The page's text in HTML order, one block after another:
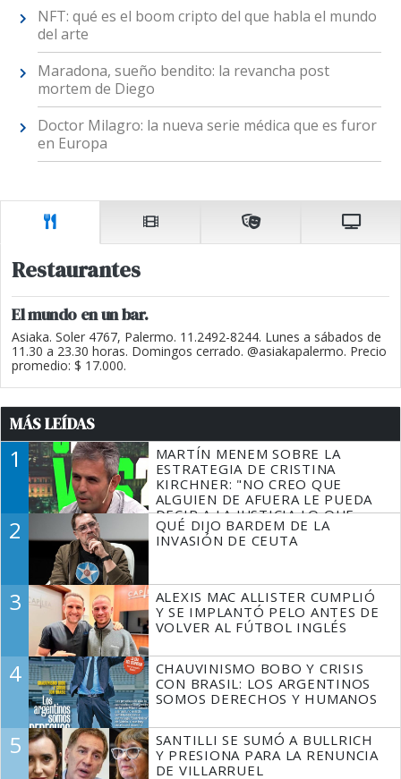
NFT: qué es el boom cripto del que habla el mundo
del arte
Maradona, sueño bendito: la revancha post
mortem de Diego
Doctor Milagro: la nueva serie médica que es furor
en Europa
Restaurantes
El mundo en un bar.
Asiaka. Soler 4767, Palermo. 11.2492-8244. Lunes a sábados de
11.30 a 23.30 horas. Domingos cerrado. @asiakapalermo. Precio
promedio: $ 17.000.
MÁS LEÍDAS
1
MARTÍN MENEM SOBRE LA
ESTRATEGIA DE CRISTINA
KIRCHNER: "NO CREO QUE
ALGUIEN DE AFUERA LE PUEDA
DECIR A LA JUSTICIA LO QUE
TIENE QUE HACER"
2
QUÉ DIJO BARDEM DE LA
INVASIÓN DE CEUTA
3
ALEXIS MAC ALLISTER CUMPLIÓ
Y SE IMPLANTÓ PELO ANTES DE
VOLVER AL FÚTBOL INGLÉS
4
CHAUVINISMO BOBO Y CRISIS
CON BRASIL: LOS ARGENTINOS
SOMOS DERECHOS Y HUMANOS
5
SANTILLI SE SUMÓ A BULLRICH
Y PRESIONA PARA LA RENUNCIA
DE VILLARRUEL